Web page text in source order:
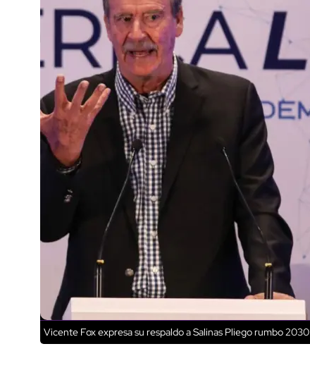
Vicente Fox expresa su respaldo a Salinas Pliego rumbo 2030